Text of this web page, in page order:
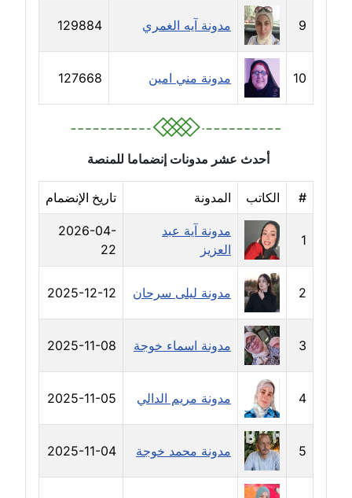
عاملة
مدونة خالد منير
عاملة
مدونة خليل السيد
عاملة
مدونة خولة سعيدان
عاملة
مدونة داليا السعيد
موقوف
مدونة داليا فاروق
عاملة
مدونة داليا نور
عاملة
مدونة دعاء البدري
عاملة
مدونة دعاء الجابي
عاملة
9 مدونة آيه الغمري 129884
10 مدونة مني امين 127668
أحدث عشر مدونات إنضماما للمنصة
# الكاتب المدونة تاريخ الإنضمام
1
مدونة آية عبد
العزيز
2026-04-
22
2 مدونة ليلى سرحان 2025-12-12
3 مدونة اسماء خوجة 2025-11-08
4 مدونة مريم الدالي 2025-11-05
5 مدونة محمد خوجة 2025-11-04